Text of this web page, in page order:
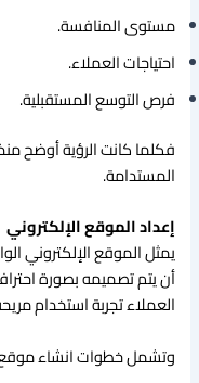
مستوى المنافسة.
احتياجات العملاء.
فرص التوسع المستقبلية.
فكلما كانت الرؤية أوضح
المستدامة.
إعداد الموقع الإلكتروني
يمثل الموقع الإلكتروني
أن يتم تصميمه بصورة
العملاء تجربة استخدام
وتشمل خطوات انشاء موقع